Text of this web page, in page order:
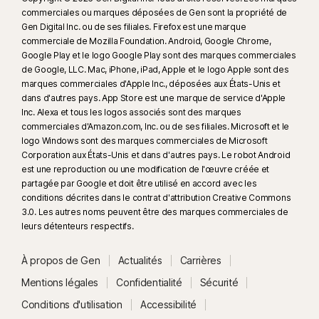
messages directs. Peut ne pas identifier le cyberharcèlement, les
contenus explicites ou illégaux ou les discours haineux.
La Protection contre les deepfakes automatique fonctionne
uniquement pour les vidéos en anglais sur les plateformes de réseaux
sociaux/vidéo prises en charge. Utilisez l'analyse manuelle pour les
autres plateformes. Nécessite Windows 11 ou une version ultérieure et un
navigateur compatible. La détection automatique requiert également soit
un PC IA avec au minimum un processeur Qualcomm ou Intel de 8 cœurs
et 16 Go de RAM, soit un PC non IA avec au minimum un processeur de
6 cœurs de toute marque et 16 Go de RAM. Sur les PC non IA avec au
minimum un processeur de 4 cœurs et 8 Go de RAM, seule l'analyse
manuelle est disponible. Pour plus d'informations, consultez
Norton.com/deepfakesupport
La Protection contre les deepfakes dans l'assistant IA Norton Genie est
actuellement disponible en accès anticipé et seules les vidéos YouTube
en anglais sont prises en charge.
commerciales ou marques déposées de Gen sont la propriété de
Gen Digital Inc. ou de ses filiales. Firefox est une marque
commerciale de Mozilla Foundation. Android, Google Chrome,
Google Play et le logo Google Play sont des marques commerciales
de Google, LLC. Mac, iPhone, iPad, Apple et le logo Apple sont des
marques commerciales d'Apple Inc., déposées aux États-Unis et
dans d'autres pays. App Store est une marque de service d'Apple
Inc. Alexa et tous les logos associés sont des marques
commerciales d'Amazon.com, Inc. ou de ses filiales. Microsoft et le
logo Windows sont des marques commerciales de Microsoft
Corporation aux États-Unis et dans d'autres pays. Le robot Android
est une reproduction ou une modification de l'œuvre créée et
partagée par Google et doit être utilisé en accord avec les
conditions décrites dans le contrat d'attribution Creative Commons
3.0. Les autres noms peuvent être des marques commerciales de
leurs détenteurs respectifs.
À propos de Gen Actualités
Carrières
Mentions légales
Confidentialité
Sécurité
Conditions d'utilisation
Accessibilité